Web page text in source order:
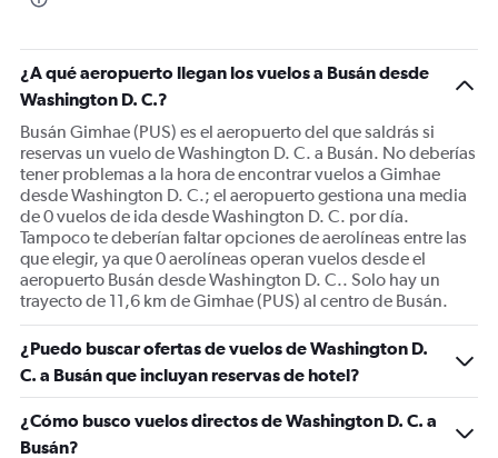
¿A qué aeropuerto llegan los vuelos a Busán desde
Washington D. C.?
Busán Gimhae (PUS) es el aeropuerto del que saldrás si
reservas un vuelo de Washington D. C. a Busán. No deberías
tener problemas a la hora de encontrar vuelos a Gimhae
desde Washington D. C.; el aeropuerto gestiona una media
de 0 vuelos de ida desde Washington D. C. por día.
Tampoco te deberían faltar opciones de aerolíneas entre las
que elegir, ya que 0 aerolíneas operan vuelos desde el
aeropuerto Busán desde Washington D. C.. Solo hay un
trayecto de 11,6 km de Gimhae (PUS) al centro de Busán.
¿Puedo buscar ofertas de vuelos de Washington D.
C. a Busán que incluyan reservas de hotel?
¿Cómo busco vuelos directos de Washington D. C. a
Busán?